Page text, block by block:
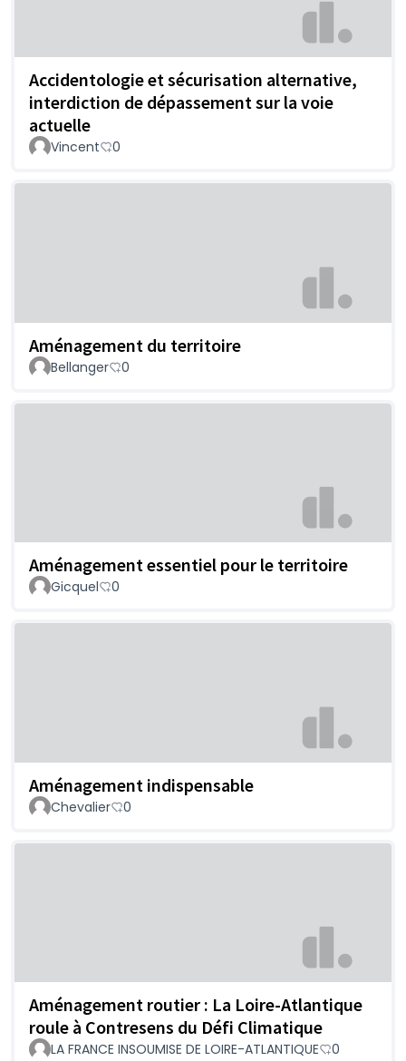
Accidentologie et sécurisation alternative,
interdiction de dépassement sur la voie
actuelle
Vincent 0
Aménagement du territoire
Bellanger 0
Aménagement essentiel pour le territoire
Gicquel 0
Aménagement indispensable
Chevalier 0
Aménagement routier : La Loire-Atlantique
roule à Contresens du Défi Climatique
LA FRANCE INSOUMISE DE LOIRE-ATLANTIQUE 0